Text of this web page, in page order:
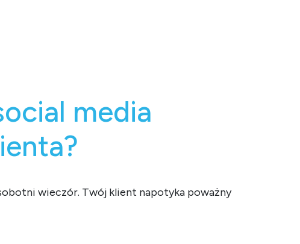
media
wieczór. Twój klient napotyka poważny